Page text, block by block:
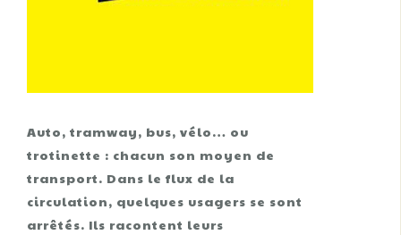
Auto, tramway, bus, vélo… ou
trotinette : chacun son moyen de
transport. Dans le flux de la
circulation, quelques usagers se sont
arrêtés. Ils racontent leurs